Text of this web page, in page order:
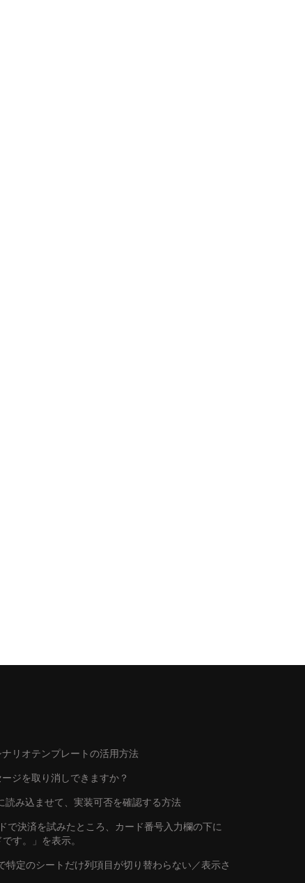
リオテンプレートの活用方法
ジを取り消しできますか？
読み込ませて、実装可否を確認する方法
で決済を試みたところ、カード番号入力欄の下に
す。」を表示。
定のシートだけ列項目が切り替わらない／表示さ